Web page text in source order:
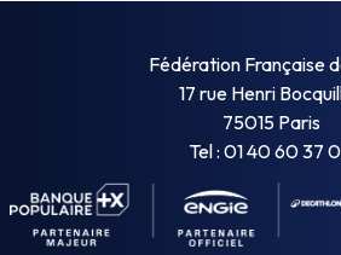
Fédération Française
17 rue Henri
75015 Paris
Tel : 01 40 60 37